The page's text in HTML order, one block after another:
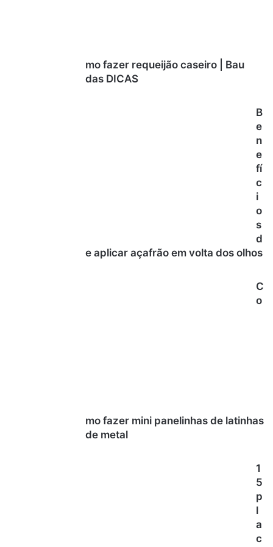
mo fazer requeijão caseiro | Bau
das DICAS
B
e
n
e
fí
c
i
o
s
d
e aplicar açafrão em volta dos olhos
C
o
mo fazer mini panelinhas de latinhas
de metal
1
5
p
l
a
c